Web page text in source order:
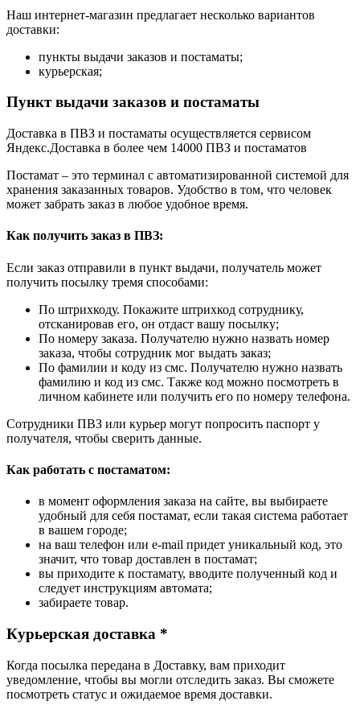
Наш интернет-магазин предлагает несколько вариантов
доставки:
пункты выдачи заказов и постаматы;
курьерская;
Пункт выдачи заказов и постаматы
Доставка в ПВЗ и постаматы осуществляется сервисом
Яндекс.Доставка в более чем 14000 ПВЗ и постаматов
Постамат – это терминал с автоматизированной системой для
хранения заказанных товаров. Удобство в том, что человек
может забрать заказ в любое удобное время.
Как получить заказ в ПВЗ:
Если заказ отправили в пункт выдачи, получатель может
получить посылку тремя способами:
По штрихкоду. Покажите штрихкод сотруднику,
отсканировав его, он отдаст вашу посылку;
По номеру заказа. Получателю нужно назвать номер
заказа, чтобы сотрудник мог выдать заказ;
По фамилии и коду из смс. Получателю нужно назвать
фамилию и код из смс. Также код можно посмотреть в
личном кабинете или получить его по номеру телефона.
Сотрудники ПВЗ или курьер могут попросить паспорт у
получателя, чтобы сверить данные.
Как работать с постаматом:
в момент оформления заказа на сайте, вы выбираете
удобный для себя постамат, если такая система работает
в вашем городе;
на ваш телефон или e-mail придет уникальный код, это
значит, что товар доставлен в постамат;
вы приходите к постамату, вводите полученный код и
следует инструкциям автомата;
забираете товар.
Курьерская доставка *
Когда посылка передана в Доставку, вам приходит
уведомление, чтобы вы могли отследить заказ. Вы сможете
посмотреть статус и ожидаемое время доставки.